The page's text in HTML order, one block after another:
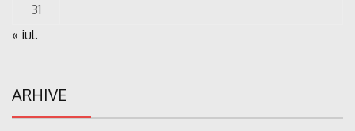
31
« iul.
ARHIVE